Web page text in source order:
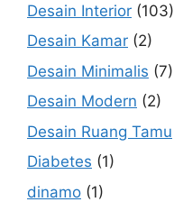
Desain Interior (103)
Desain Kamar (2)
Desain Minimalis (7)
Desain Modern (2)
Desain Ruang Tamu
Diabetes (1)
dinamo (1)